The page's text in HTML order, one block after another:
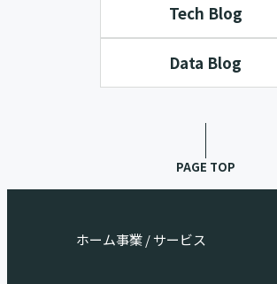
Tech Blog
Data Blog
PAGE TOP
ホーム事業 / サービス